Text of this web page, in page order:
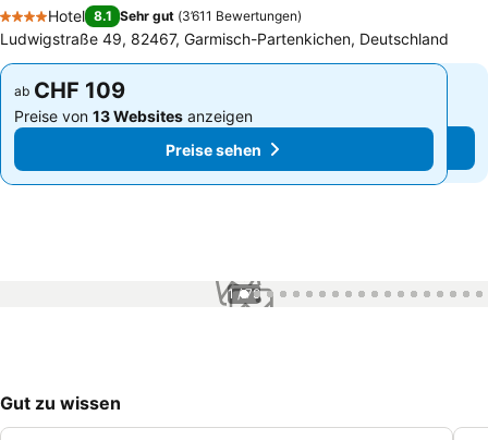
4 Sterne
Hotel 8.1 Sehr gut (3’611 Bewertungen)
Ludwigstraße 49, 82467, Garmisch-Partenkichen, Deutschland
ab CHF 109
Preise von 13 Websitesanzeigen
Preise sehen
ab CHF 109
Preise von 13 Websites anzeigen
Preise sehen
1 / 79
Gut zu wissen